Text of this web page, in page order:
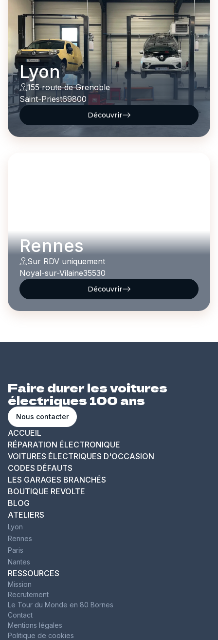
Lyon
155 route de Grenoble
Saint-Priest69800
Découvrir
Rennes
Sur RDV uniquement
Noyal-sur-Vilaine35530
Découvrir
Faire durer les voitures
électriques 100 ans
Nous contacter
ACCUEIL
RÉPARATION ÉLECTRONIQUE
VOITURES ÉLECTRIQUES D'OCCASION
CODES DÉFAUTS
LES GARAGES BRANCHÉS
BOUTIQUE REVOLTE
BLOG
ATELIERS
Lyon
Rennes
Paris
Nantes
RESSOURCES
Mission
Recrutement
Le Tour du Monde en 80 Bornes
Contact
Mentions légales
Politique de cookies